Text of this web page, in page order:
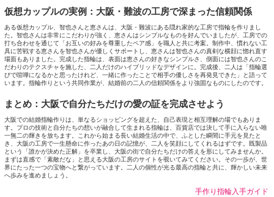
仮想カップルの実例：大阪・難波の工房で深まった信頼関係
ある仮想カップル、智也さんと恵さんは、大阪・難波にある隠れ家的な工房で指輪を作りまし
た。智也さんは非常にこだわりが強く、恵さんはシンプルなものを好んでいましたが、工房での
打ち合わせを通じて「お互いの好みを尊重したペア感」を職人と共に考案。制作中、慣れない工
具に苦戦する恵さんを智也さんが優しくサポートし、恵さんは智也さんの真剣な横顔に惚れ直す
場面もありました。完成した指輪は、表面は恵さんの好きなシンプルさ、側面には智也さんのこ
だわりのテクスチャを施した、二人だけのハイブリッドなデザインに。完成後、二人は「指輪選
びで喧嘩になるかと思ったけれど、一緒に作ったことで相手の優しさを再発見できた」と語って
います。指輪作りという共同作業が、結婚前の二人の信頼関係をより強固なものにしたのです。
まとめ：大阪で自分たちだけの愛の証を完成させよう
大阪での結婚指輪作りは、単なるショッピングを超えた、自己表現と相互理解の場でもありま
す。プロの技術と自分たちの想いが融合して生まれる指輪は、百貨店では決して手に入らない唯
一無二の輝きを放ちます。これから始まる長い結婚生活の中で、ふとした瞬間に手元を見たと
き、大阪の工房で一生懸命に作ったあの日の記憶が、二人を笑顔にしてくれるはずです。既製品
という「誰かが決めた正解」を卒業し、大阪の街で自分たちだけの答えを形にしてみませんか。
まずは直感で「素敵だな」と思える大阪の工房のサイトを覗いてみてください。その一歩が、世
界にたった一つの宝物へと繋がっています。二人の個性が光る最高の指輪と共に、輝かしい未来
へ歩みを進めましょう。
手作り指輪入手ガイド